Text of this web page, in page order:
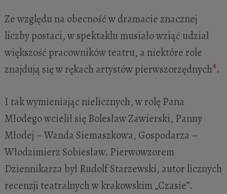
Ze względu na obecność w dramacie znacznej
liczby postaci, w spektaklu musiało wziąć udział
większość pracowników teatru, a niektóre role
znajdują się w rękach artystów pierwszorzędnych4.
I tak wymieniając nielicznych, w rolę Pana
Młodego wcielił się Bolesław Zawierski, Panny
Młodej – Wanda Siemaszkowa, Gospodarza –
Włodzimierz Sobiesław. Pierwowzorem
Dziennikarza był Rudolf Starzewski, autor licznych
recenzji teatralnych w krakowskim „Czasie”.